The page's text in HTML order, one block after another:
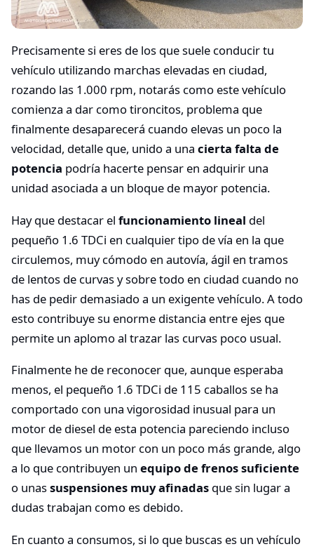
Precisamente si eres de los que suele conducir tu
vehículo utilizando marchas elevadas en ciudad,
rozando las 1.000 rpm, notarás como este vehículo
comienza a dar como tironcitos, problema que
finalmente desaparecerá cuando elevas un poco la
velocidad, detalle que, unido a una cierta falta de
potencia podría hacerte pensar en adquirir una
unidad asociada a un bloque de mayor potencia.
Hay que destacar el funcionamiento lineal del
pequeño 1.6 TDCi en cualquier tipo de vía en la que
circulemos, muy cómodo en autovía, ágil en tramos
de lentos de curvas y sobre todo en ciudad cuando no
has de pedir demasiado a un exigente vehículo. A todo
esto contribuye su enorme distancia entre ejes que
permite un aplomo al trazar las curvas poco usual.
Finalmente he de reconocer que, aunque esperaba
menos, el pequeño 1.6 TDCi de 115 caballos se ha
comportado con una vigorosidad inusual para un
motor de diesel de esta potencia pareciendo incluso
que llevamos un motor con un poco más grande, algo
a lo que contribuyen un equipo de frenos suficiente
o unassuspensiones muy afinadas que sin lugar a
dudas trabajan como es debido.
En cuanto a consumos, si lo que buscas es un vehículo